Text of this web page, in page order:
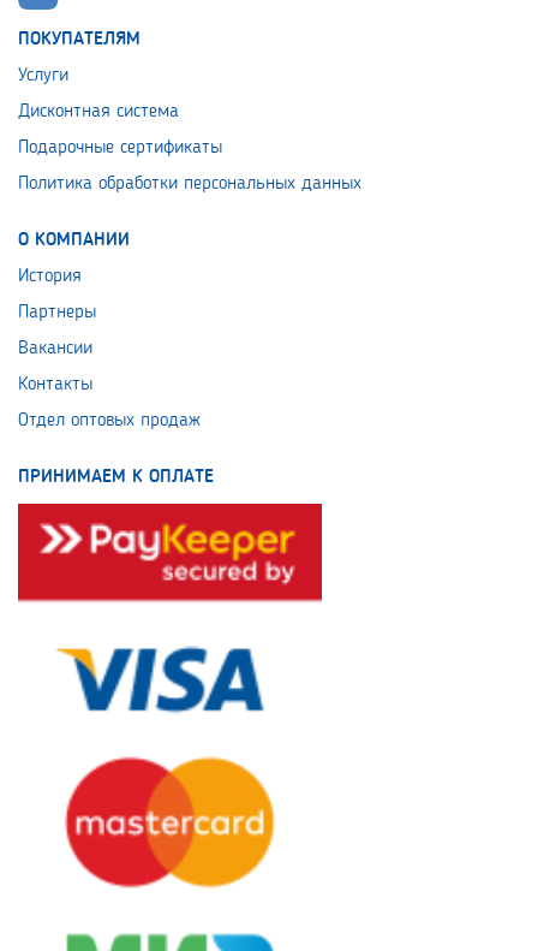
ПОКУПАТЕЛЯМ
Услуги
Дисконтная система
Подарочные сертификаты
Политика обработки персональных данных
О КОМПАНИИ
История
Партнеры
Вакансии
Контакты
Отдел оптовых продаж
ПРИНИМАЕМ К ОПЛАТЕ